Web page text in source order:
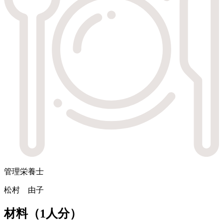
管理栄養士
松村 由子
材料（1人分）